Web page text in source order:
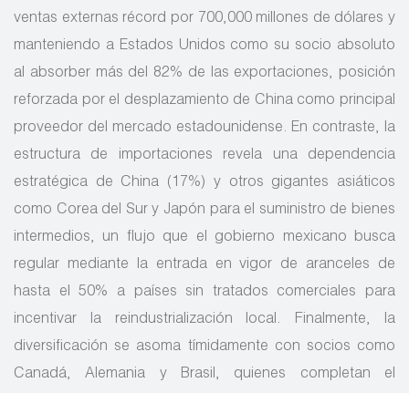
ventas externas récord por 700,000 millones de dólares y
manteniendo a Estados Unidos como su socio absoluto
al absorber más del 82% de las exportaciones, posición
reforzada por el desplazamiento de China como principal
proveedor del mercado estadounidense. En contraste, la
estructura de importaciones revela una dependencia
estratégica de China (17%) y otros gigantes asiáticos
como Corea del Sur y Japón para el suministro de bienes
intermedios, un flujo que el gobierno mexicano busca
regular mediante la entrada en vigor de aranceles de
hasta el 50% a países sin tratados comerciales para
incentivar la reindustrialización local. Finalmente, la
diversificación se asoma tímidamente con socios como
Canadá, Alemania y Brasil, quienes completan el